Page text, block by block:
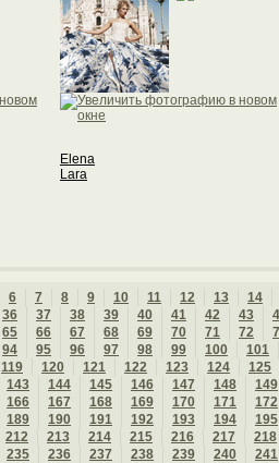
Elena
Lara
6 7 8 9 10 11 12 13
14
36 37 38 39 40 41 42 43
65 66 67 68 69 70 71 72
94 95 96 97 98 99 100
101
119 120 121 122 123 124
125
143 144 145 146 147 148
149
166 167 168 169 170 171
172
189 190 191 192 193 194
195
212 213 214 215 216 217
218
235 236 237 238 239 240
241